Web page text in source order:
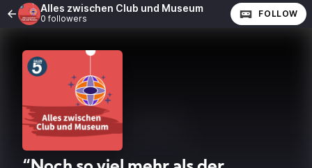
Alles zwischen Club und Museum
0 followers FOLLOW